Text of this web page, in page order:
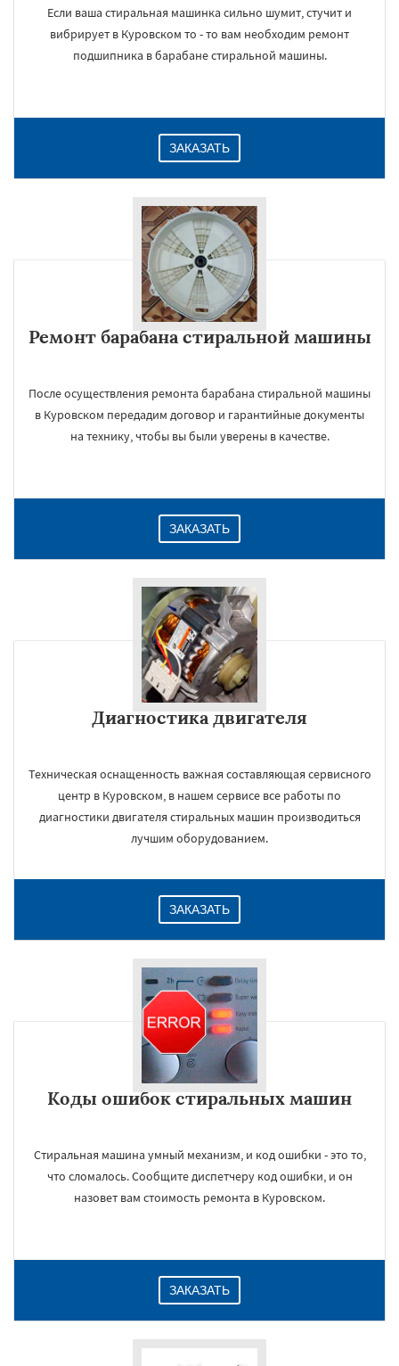
Если ваша стиральная машинка сильно шумит, стучит и
вибрирует в Куровском то - то вам необходим ремонт
подшипника в барабане стиральной машины.
ЗАКАЗАТЬ
Ремонт барабана стиральной машины
После осуществления ремонта барабана стиральной машины
в Куровском передадим договор и гарантийные документы
на технику, чтобы вы были уверены в качестве.
ЗАКАЗАТЬ
Диагностика двигателя
Техническая оснащенность важная составляющая сервисного
центр в Куровском, в нашем сервисе все работы по
диагностики двигателя стиральных машин производиться
лучшим оборудованием.
ЗАКАЗАТЬ
Коды ошибок стиральных машин
Стиральная машина умный механизм, и код ошибки - это то,
что сломалось. Сообщите диспетчеру код ошибки, и он
назовет вам стоимость ремонта в Куровском.
ЗАКАЗАТЬ